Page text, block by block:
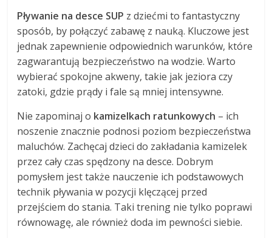
Pływanie na desce SUP z dziećmi to fantastyczny
sposób, by połączyć zabawę z nauką. Kluczowe jest
jednak zapewnienie odpowiednich warunków, które
zagwarantują bezpieczeństwo na wodzie. Warto
wybierać spokojne akweny, takie jak jeziora czy
zatoki, gdzie prądy i fale są mniej intensywne.
Nie zapominaj o kamizelkach ratunkowych – ich
noszenie znacznie podnosi poziom bezpieczeństwa
maluchów. Zachęcaj dzieci do zakładania kamizelek
przez cały czas spędzony na desce. Dobrym
pomysłem jest także nauczenie ich podstawowych
technik pływania w pozycji klęczącej przed
przejściem do stania. Taki trening nie tylko poprawi
równowagę, ale również doda im pewności siebie.